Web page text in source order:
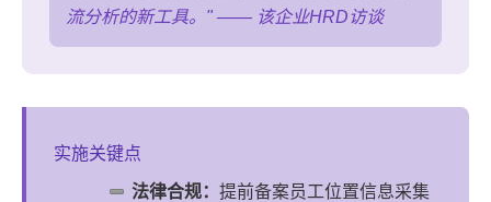
流分析的新工具。" —— 该企业HRD访谈
实施关键点
法律合规： 提前备案员工位置信息采集